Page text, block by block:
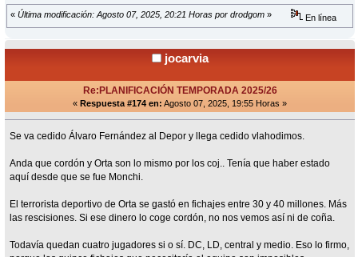
« Última modificación: Agosto 07, 2025, 20:21 Horas por drodgom » En línea
jocarvia
Re:PLANIFICACIÓN TEMPORADA 2025/26
« Respuesta #174 en: Agosto 07, 2025, 19:55 Horas »
Se va cedido Álvaro Fernández al Depor y llega cedido vlahodimos.
Anda que cordón y Orta son lo mismo por los coj.. Tenía que haber estado
aquí desde que se fue Monchi.
El terrorista deportivo de Orta se gastó en fichajes entre 30 y 40 millones. Más
las rescisiones. Si ese dinero lo coge cordón, no nos vemos así ni de coña.
Todavía quedan cuatro jugadores si o sí. DC, LD, central y medio. Eso lo firmo,